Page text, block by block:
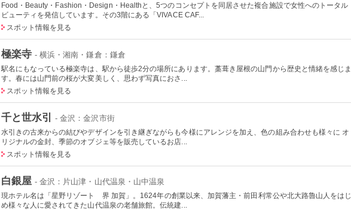
Food・Beauty・Fashion・Design・Healthと、5つのコンセプトを同居させた複合施設で女性へのトータル
ビューティを発信しています。その3階にある「VIVACE CAF...
スポット情報を見る
極楽寺 - 横浜・湘南・鎌倉：鎌倉
駅名にもなっている極楽寺は、駅から徒歩2分の場所にあります。藁葺き屋根の山門から歴史と情緒を感じま
す。春には山門前の桜が大変美しく、思わず写真におさ...
スポット情報を見る
千と世水引 - 金沢：金沢市街
水引きの古来からの結びやデザインを引き継ぎながらも今様にアレンジを加え、色の組み合わせも様々に オ
リジナルの金封、季節のオブジェ等を販売しているお店...
スポット情報を見る
白銀屋 - 金沢：片山津・山代温泉・山中温泉
現ホテル名は「星野リゾート 界 加賀」。1624年の創業以来、加賀藩主・前田利常公や北大路魯山人をはじ
め様々な人に愛されてきた山代温泉の老舗旅館。伝統建...